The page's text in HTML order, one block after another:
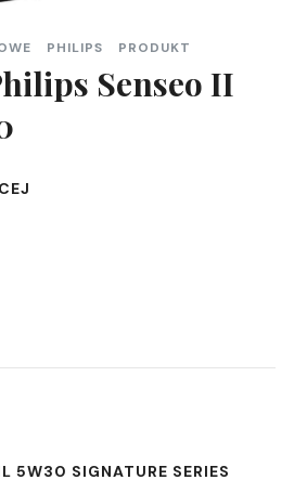
PHILIPS PRODUKT
Senseo II
5W30 SIGNATURE SERIES